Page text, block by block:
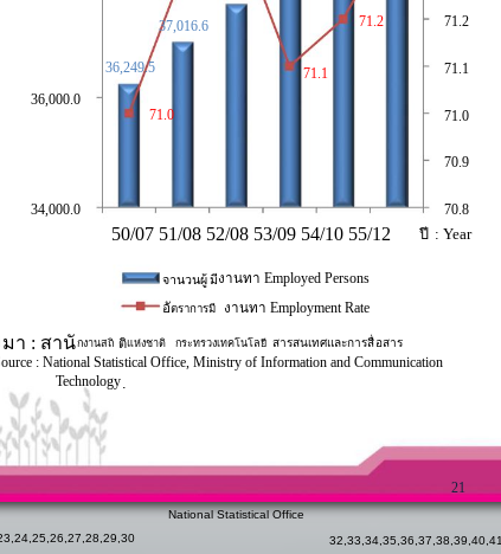
21
มา : สานักงานสถิ ติแห่งชาติ กระทรวงเทคโนโลยี สารสนเทศและการสื่อสาร
: National Statistical Office, Ministry of Information and Communication
Technology.
36,249.5
37,016.6
71.0
71.1
71.2
70.8
70.9
71.0
71.1
71.2
34,000.0
36,000.0
50/07 51/08 52/08 53/09 54/10 55/12
จานวนผู้มีงานทา Employed Persons
อัตราการมี งานทา Employment Rate
ปี : Year
National Statistical Office
,24,25,26,27,28,29,30 32,33,34,35,36,37,38,39,40,